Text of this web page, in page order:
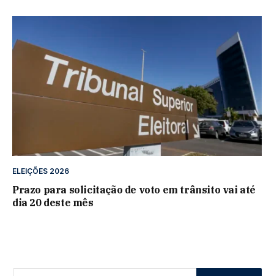
ELEIÇÕES 2026
Prazo para solicitação de voto em trânsito vai até
dia 20 deste mês